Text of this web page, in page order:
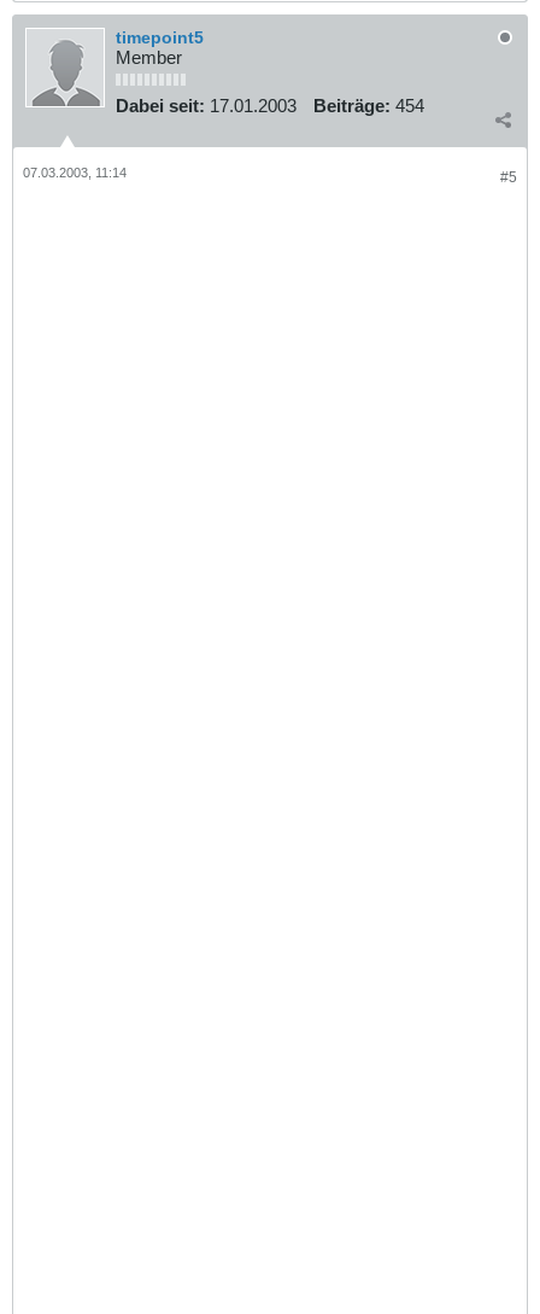
timepoint5
Member
Dabei seit: 17.01.2003 Beiträge: 454
#5
07.03.2003, 11:14